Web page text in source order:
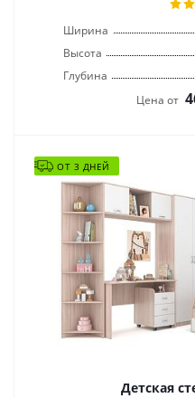
Ширина
Высота
Глубина
Цена от
ОТ 3 ДНЕЙ
Детская